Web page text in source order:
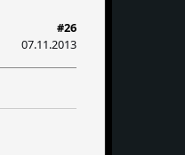
#26
07.11.2013